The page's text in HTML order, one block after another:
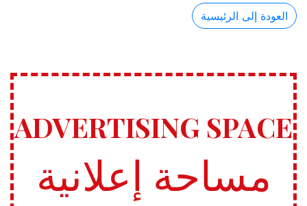
العودة إلى الرئيسية
ADVERTISING SPACE
مساحة إعلانية